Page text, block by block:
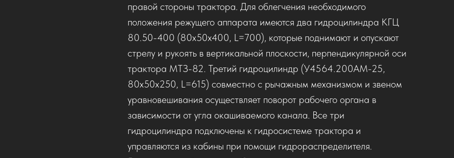
правой стороны трактора. Для облегчения необходимого
положения режущего аппарата имеются два гидроцилиндра КГЦ
80.50-400 (80х50х400, L=700), которые поднимают и опускают
стрелу и рукоять в вертикальной плоскости, перпендикулярной оси
трактора МТЗ-82. Третий гидроцилиндр (У4564.200АМ-25,
80х50х250, L=615) совместно с рычажным механизмом и звеном
уравновешивания осуществляет поворот рабочего органа в
зависимости от угла окашиваемого канала. Все три
гидроцилиндра подключены к гидросистеме трактора и
управляются из кабины при помощи гидрораспределителя.